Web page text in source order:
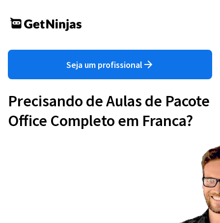
Seja um profissional
Precisando de Aulas de Pacote
Office Completo em Franca?